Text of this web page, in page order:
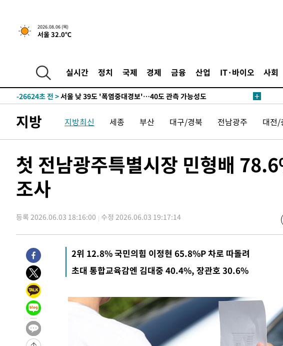
2026.08.06 (목)
서울 32.0℃
실시간 정치 국제 경제 금융 산업 IT·바이오 사회
-31676초 전 >서울 열대야 15일째 지속…비공식 '초열대야' 30도 넘어
-30243초 전 >[속보]코스닥, 2.15포인트(0.27%) 내린 797.44 출발
-26673초 전 >
6월 경상수지 497.3억 달러…두 달 연속 사상 최대
-26624초 전 >
-23986초 전 >미 워싱턴주 스포캔 시의 통제불능 3개 산불, 방화선 일부 구축
우 0.49%↑
-14514초 전 >
[속보] 이란 대통령 "지금 최고지도자와 소통하기가 매우 어려워"
15분 전 >[속보] "이란-오만, 호르무즈 해협 통행 항로 합의" 이란 외무부 대변인
-30243초 전 >[속보]코스닥, 2.15포인트(0.27%) 내린 797.44 출발
-30226초 전 >
-26673초 전 >
-23986초 전 >미 워싱턴주 스포캔 시의 통제불능 3개 산불, 방화선 일부 구축
-16159초 전 >[속보] 호르무즈 해협 이란-오만 협상 기대속 뉴욕증시 혼조 마감 다
우 0.49%↑
-14514초 전 >
[속보] 이란 대통령 "지금 최고지도자와 소통하기가 매우 어려워"
취임 3년 인터뷰
15분 전 > [속보] "이란-오만, 호르무즈 해협 통행 항로 합의" 이란 외무부 대변인
지방 지방최신 세종 부산 대구/경북 전남광주 대전/
첫 전남광주특별시장 민형배
조사
등록 2026.06.03 18:16:00 수정 2026.06.03 19:17:14
2위 12.8% 국민의힘 이정현 65.8%P 차로 따돌려
초대 통합교육감엔 김대중 40.4%, 장관호 30.6%